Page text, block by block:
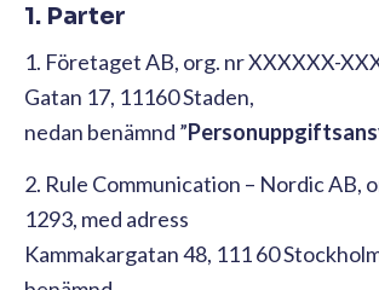
1. Parter
1. Företaget AB, org. nr XXXXXX-
Gatan 17, 11160 Staden,
nedan benämnd ”
2. Rule Communication – Nordic AB,
1293, med adress
Kammakargatan 48, 111 60